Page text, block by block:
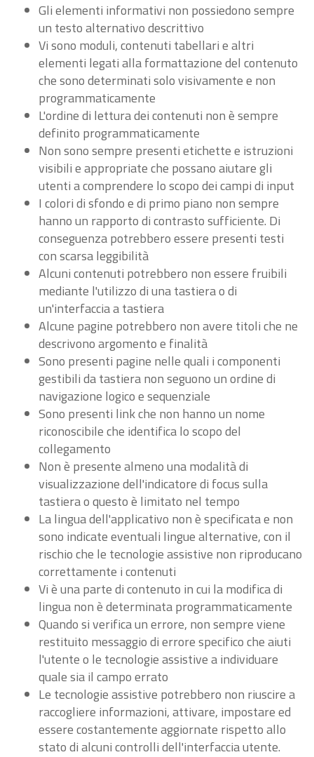
Gli elementi informativi non possiedono sempre
un testo alternativo descrittivo
Vi sono moduli, contenuti tabellari e altri
elementi legati alla formattazione del contenuto
che sono determinati solo visivamente e non
programmaticamente
L'ordine di lettura dei contenuti non è sempre
definito programmaticamente
Non sono sempre presenti etichette e istruzioni
visibili e appropriate che possano aiutare gli
utenti a comprendere lo scopo dei campi di input
I colori di sfondo e di primo piano non sempre
hanno un rapporto di contrasto sufficiente. Di
conseguenza potrebbero essere presenti testi
con scarsa leggibilità
Alcuni contenuti potrebbero non essere fruibili
mediante l'utilizzo di una tastiera o di
un'interfaccia a tastiera
Alcune pagine potrebbero non avere titoli che ne
descrivono argomento e finalità
Sono presenti pagine nelle quali i componenti
gestibili da tastiera non seguono un ordine di
navigazione logico e sequenziale
Sono presenti link che non hanno un nome
riconoscibile che identifica lo scopo del
collegamento
Non è presente almeno una modalità di
visualizzazione dell'indicatore di focus sulla
tastiera o questo è limitato nel tempo
La lingua dell'applicativo non è specificata e non
sono indicate eventuali lingue alternative, con il
rischio che le tecnologie assistive non riproducano
correttamente i contenuti
Vi è una parte di contenuto in cui la modifica di
lingua non è determinata programmaticamente
Quando si verifica un errore, non sempre viene
restituito messaggio di errore specifico che aiuti
l'utente o le tecnologie assistive a individuare
quale sia il campo errato
Le tecnologie assistive potrebbero non riuscire a
raccogliere informazioni, attivare, impostare ed
essere costantemente aggiornate rispetto allo
stato di alcuni controlli dell'interfaccia utente.